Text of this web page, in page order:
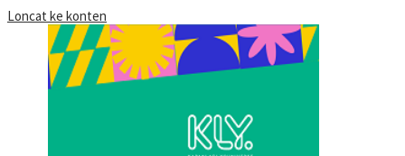
Loncat ke konten